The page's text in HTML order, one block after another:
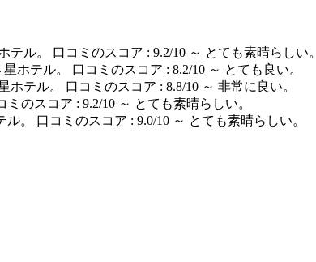
ル。 口コミのスコア : 9.2/10 ～ とても素晴らしい。
ホテル。 口コミのスコア : 8.2/10 ～ とても良い。
テル。 口コミのスコア : 8.8/10 ～ 非常に良い。
のスコア : 9.2/10 ～ とても素晴らしい。
。 口コミのスコア : 9.0/10 ～ とても素晴らしい。